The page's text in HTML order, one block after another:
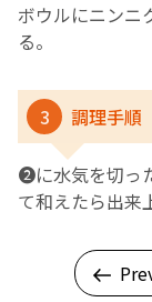
ボウルにニンニ
る。
3 調理手順
❷に水気を切っ
て和えたら出来